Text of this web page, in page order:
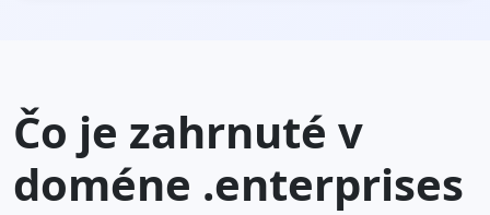
Čo je zahrnuté v
doméne .enterprises